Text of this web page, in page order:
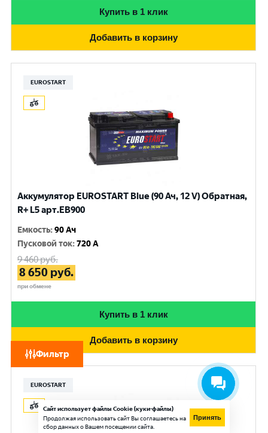
Фильтр
Купить в 1 клик
Добавить в корзину
EUROSTART
Аккумулятор EUROSTART Blue (90 Ач, 12 V) Обратная,
R+ L5 арт.EB900
Емкость:90 Ач
Пусковой ток:720 A
9 460руб.
8 650 руб.
при обмене
Купить в 1 клик
Добавить в корзину
EUROSTART
Сайт использует файлы Cookie (куки-файлы)
Продолжая использовать сайт Вы соглашаетесь на
сбор данных о Вашем посещении сайта.
Принять